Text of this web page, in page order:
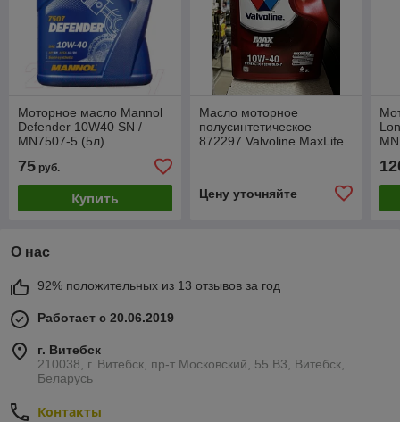
Моторное масло Mannol
Defender 10W40 SN /
MN7507-5 (5л)
75 руб.
Купить
Масло моторное
полусинтетическое
872297 Valvoline MaxLife
Цену уточняйте
О нас
92% положительных из 13 отзывов за год
Работает с 20.06.2019
г. Витебск
210038, г. Витебск, пр-т Московский, 55 B3, Витебск,
Беларусь
Контакты